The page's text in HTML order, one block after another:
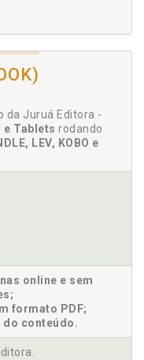
da Juruá Editora -
e Tablets rodando
LEV, KOBO e
online e sem
formato PDF;
do conteúdo.